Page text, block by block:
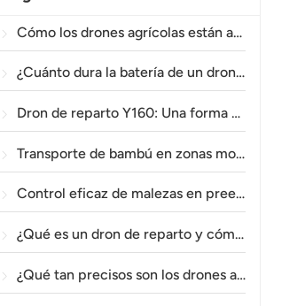
Cómo los drones agrícolas están ayudando a los agricultores brasileños a mejorar las operaciones de fumigación de cultivos.
¿Cuánto dura la batería de un dron agrícola?
Dron de reparto Y160: Una forma más segura y eficiente de transportar materiales para torres eléctricas en terrenos montañosos.
Transporte de bambú en zonas montañosas: Cómo el TOPXGUN Y160 abre una nueva ruta desde el bosque hasta el punto de recogida.
Control eficaz de malezas en preemergencia en trigo con el dron agrícola A80.
¿Qué es un dron de reparto y cómo funciona la entrega mediante drones?
¿Qué tan precisos son los drones agrícolas en la pulverización y el monitoreo de cultivos?